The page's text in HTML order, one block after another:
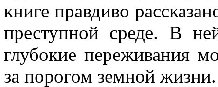
книге правдиво
преступной среде. В
глубокие переживания
за порогом земной жизни.